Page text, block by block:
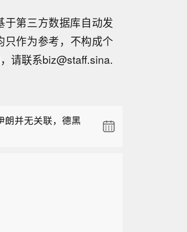
第三方数据库自动发
作为参考，不构成个
请联系biz@staff.sina.
“力度极强” 的安全
已表示严重关切，
。8月8日，在黑
朗并无关联，德黑